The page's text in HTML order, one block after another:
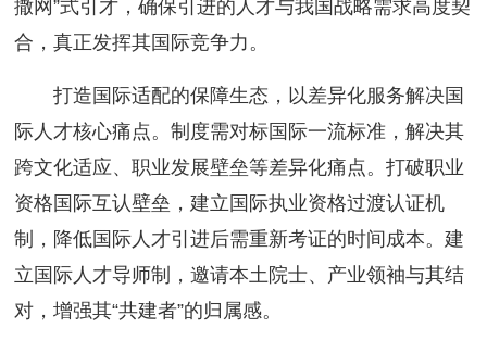
撒网”式引才，确保引进的人才与我国战略需求高度契
合，真正发挥其国际竞争力。
打造国际适配的保障生态，以差异化服务解决国
际人才核心痛点。制度需对标国际一流标准，解决其
跨文化适应、职业发展壁垒等差异化痛点。打破职业
资格国际互认壁垒，建立国际执业资格过渡认证机
制，降低国际人才引进后需重新考证的时间成本。建
立国际人才导师制，邀请本土院士、产业领袖与其结
对，增强其“共建者”的归属感。